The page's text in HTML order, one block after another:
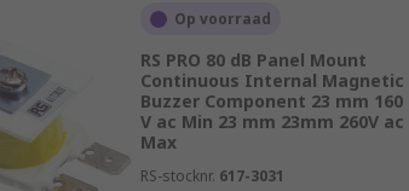
Op voorraad
RS PRO 80 dB Panel Mount
Continuous Internal Magnetic
Buzzer Component 23 mm 160
V ac Min 23 mm 23mm 260V ac
Max
RS-stocknr. 617-3031